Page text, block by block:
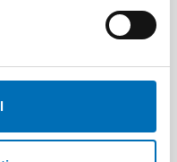
a whole-of-